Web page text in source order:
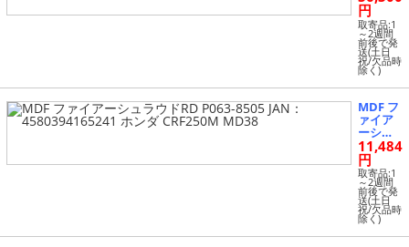
トRD P
063-850
4 JAN：
4580394
165234
ホンダ
CRF250
8
円
取寄品:1
～2週間
前後で発
送(土日
祝/欠品時
除く)
MDF フ
ァイア
ーシュ
ラウドR
D P063-
8505 JA
N：458
0394165
241 ホ
ンダ CR
F250M
11,484
円
取寄品:1
～2週間
前後で発
送(土日
祝/欠品時
除く)